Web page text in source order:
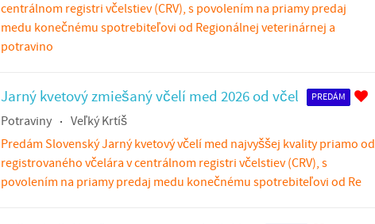
centrálnom registri včelstiev (CRV), s povolením na priamy predaj
medu konečnému spotrebiteľovi od Regionálnej veterinárnej a
potravino
Jarný kvetový zmiešaný včelí med 2026 od včel PREDÁM
Potraviny
Veľký Krtíš
Predám Slovenský Jarný kvetový včelí med najvyššej kvality priamo od
registrovaného včelára v centrálnom registri včelstiev (CRV), s
povolením na priamy predaj medu konečnému spotrebiteľovi od Re